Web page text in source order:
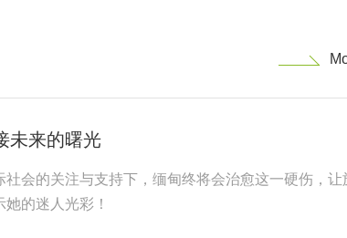
未来的曙光
会的关注与支持下，缅甸终将会治愈这一硬伤，让
的迷人光彩！